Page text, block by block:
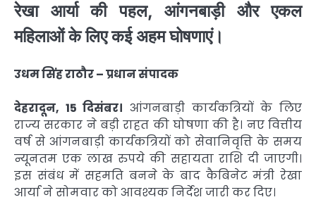
रेखा आर्या की पहल, आंगनबाड़ी और एकल
महिलाओं के लिए कई अहम घोषणाएं।
उधम सिंह राठौर – प्रधान संपादक
देहरादून, 15 दिसंबर। आंगनबाड़ी कार्यकत्रियों के लिए
राज्य सरकार ने बड़ी राहत की घोषणा की है। नए वित्तीय
वर्ष से आंगनबाड़ी कार्यकत्रियों को सेवानिवृत्ति के समय
न्यूनतम एक लाख रुपये की सहायता राशि दी जाएगी।
इस संबंध में सहमति बनने के बाद कैबिनेट मंत्री रेखा
आर्या ने सोमवार को आवश्यक निर्देश जारी कर दिए।